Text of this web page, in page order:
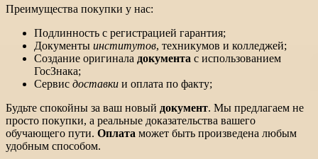
Преимущества покупки у нас:
Подлинность с регистрацией гарантия;
Документы институтов, техникумов и колледжей;
Создание оригинала документа с использованием
ГосЗнака;
Сервис доставки и оплата по факту;
Будьте спокойны за ваш новый документ. Мы предлагаем не
просто покупки, а реальные доказательства вашего
обучающего пути. Оплата может быть произведена любым
удобным способом.